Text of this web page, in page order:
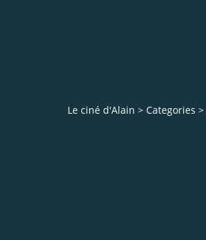
Le ciné d'Alain > Categories >